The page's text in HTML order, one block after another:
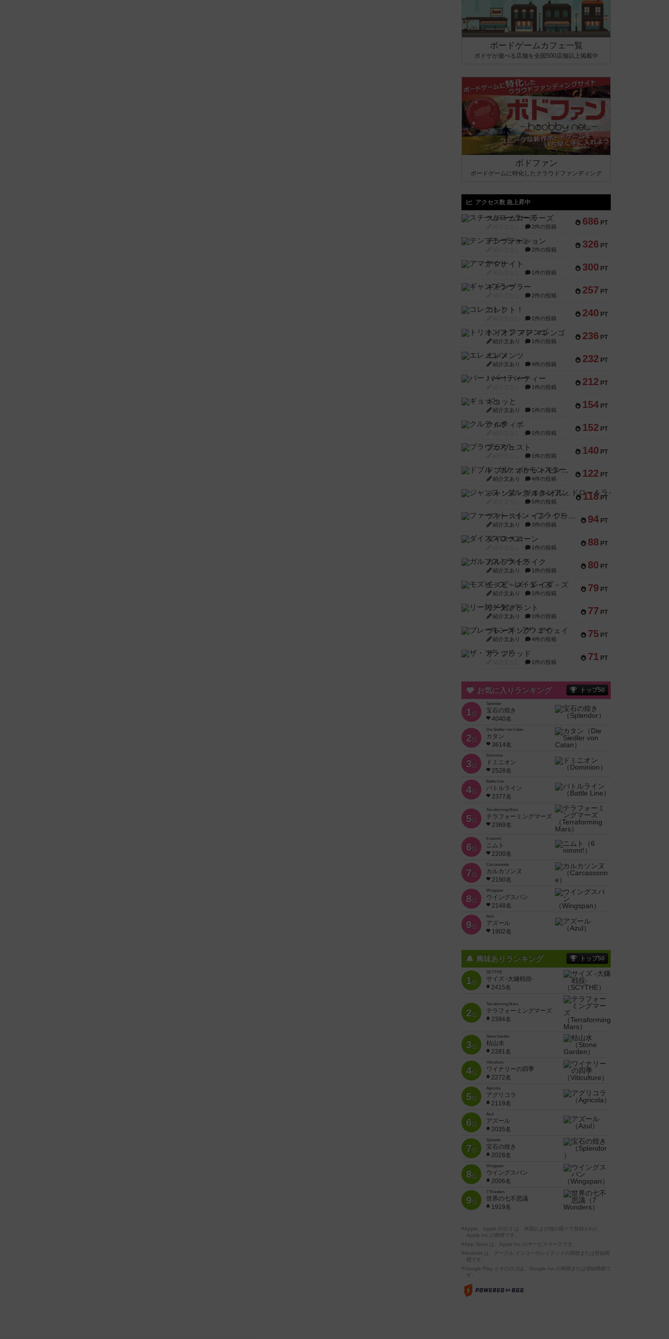
ボードゲームカフェ一覧
ボドゲが遊べる店舗を全国500店舗以上掲載中
ボドファン
ボードゲームに特化したクラウドファンディング
アクセス数 急上昇中
686 PT
スチームローラーズ
2件の投稿
326 PT
テンプテーション
2件の投稿
300 PT
アマナイト
1件の投稿
257 PT
ギャンブラー
2件の投稿
240 PT
コレクト！
1件の投稿
236 PT
トリオンフ ア マレンゴ
紹介文あり 1件の投稿
232 PT
エレメンツ
紹介文あり 4件の投稿
212 PT
バー！パーティー
1件の投稿
154 PT
ギョッと
紹介文あり 1件の投稿
152 PT
クルティボ
1件の投稿
140 PT
ブラヴェスト
1件の投稿
122 PT
ドブル：ポケットモンスター
紹介文あり 4件の投稿
118 PT
ジャンヌ・ダルク-オルレアン ドロー＆ライト
5件の投稿
94 PT
ファースト・イン・フライト
紹介文あり 3件の投稿
88 PT
ダイススローン
1件の投稿
80 PT
ガルフストライク
紹介文あり 1件の投稿
79 PT
モズビ－ズ・レイダ－ズ
紹介文あり 1件の投稿
77 PT
リー対グラント
紹介文あり 1件の投稿
75 PT
ブレーキング・アウェイ
紹介文あり 4件の投稿
71 PT
ザ・フラッド
1件の投稿
お気に入りランキング トップ50
1位
Splendor
宝石の煌き
4040名
2位
Die Siedler von Catan
カタン
3614名
3位
Dominion
ドミニオン
2528名
4位
Battle Line
バトルライン
2377名
5位
Terraforming Mars
テラフォーミングマーズ
2369名
6位
6 nimmt!
ニムト
2200名
7位
Carcassonne
カルカソンヌ
2190名
8位
Wingspan
ウイングスパン
2148名
9位
Azul
アズール
1902名
興味ありランキング トップ50
1位
SCYTHE
サイズ -大鎌戦役-
2415名
2位
Terraforming Mars
テラフォーミングマーズ
2394名
3位
Stone Garden
枯山水
2281名
4位
Viticulture
ワイナリーの四季
2272名
5位
Agricola
アグリコラ
2119名
6位
Azul
アズール
2035名
7位
Splendor
宝石の煌き
2028名
8位
Wingspan
ウイングスパン
2006名
9位
7 Wonders
世界の七不思議
1919名
※Apple、Apple のロゴ は、米国および他の国々で登録された
Apple Inc.の商標です。
※App Store は、Apple Inc.のサービスマークです。
※Android は、グーグル インコーポレイテッドの商標または登録商
標です。
※Google Play とそのロゴは、Google Inc.の商標または登録商標で
す。